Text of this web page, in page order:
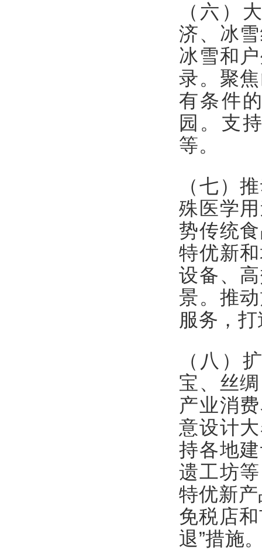
（六）
济、冰
冰雪和
录。聚
有条件
园。支
等。
（七）
殊医学
势传统
特优新
设备、
景。推
服务，
（八）
宝、丝
产业消
意设计
持各地
遗工坊
特优新
免税店
退”措施